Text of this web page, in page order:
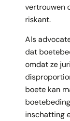
vertrouwen
riskant.
Als
dat
omdat ze
boete kan
inschatting